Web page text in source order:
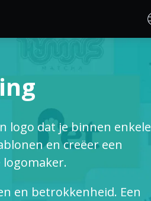
logo dat je binnen enkele
en creëer een
en betrokkenheid. Een